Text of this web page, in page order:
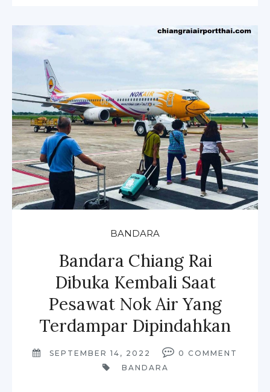
BANDARA
Bandara Chiang Rai
Dibuka Kembali Saat
Pesawat Nok Air Yang
Terdampar Dipindahkan
SEPTEMBER 14, 2022 0 COMMENT
BANDARA